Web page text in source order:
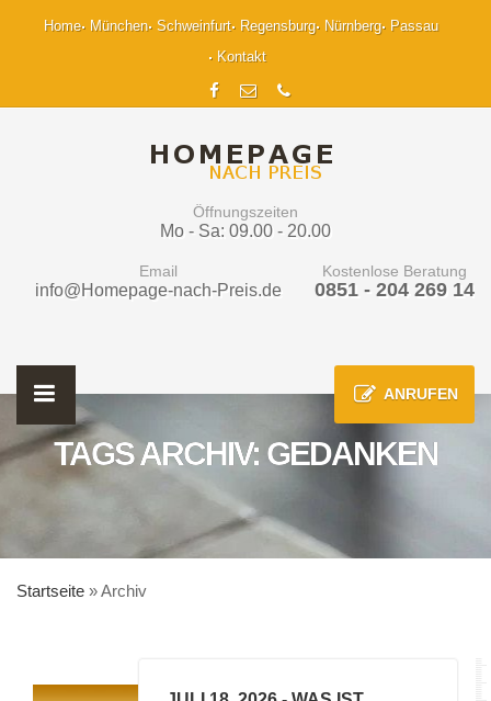
Home München Schweinfurt Regensburg Nürnberg
Passau
Kontakt
Öffnungszeiten
Mo - Sa: 09.00 - 20.00
Email
info@Homepage-nach-Preis.de
Kostenlose Beratung
0851 - 204 269 14
ANRUFEN
TAGS ARCHIV: GEDANKEN
Startseite »Archiv